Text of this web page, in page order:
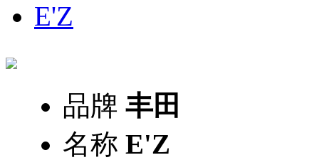
E'Z
品牌 丰田
名称 E'Z